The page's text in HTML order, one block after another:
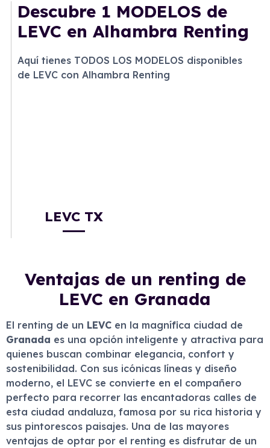
Descubre 1 MODELOS de
LEVC en Alhambra Renting
Aquí tienes TODOS LOS MODELOS disponibles
de LEVC con Alhambra Renting
LEVC TX
Ventajas de un renting de
LEVC en Granada
El renting de un LEVC en la magnífica ciudad de
Granada es una opción inteligente y atractiva para
quienes buscan combinar elegancia, confort y
sostenibilidad. Con sus icónicas líneas y diseño
moderno, el LEVC se convierte en el compañero
perfecto para recorrer las encantadoras calles de
esta ciudad andaluza, famosa por su rica historia y
sus pintorescos paisajes. Una de las mayores
ventajas de optar por el renting es disfrutar de un